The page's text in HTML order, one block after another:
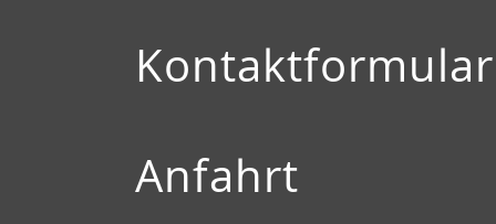
Kontaktformular
Anfahrt